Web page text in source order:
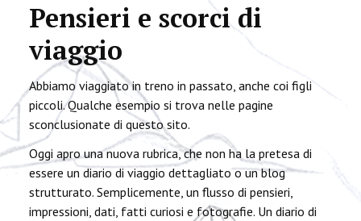
Pensieri e scorci di
viaggio
Abbiamo viaggiato in treno in passato, anche coi figli
piccoli. Qualche esempio si trova nelle pagine
sconclusionate di questo sito.
Oggi apro una nuova rubrica, che non ha la pretesa di
essere un diario di viaggio dettagliato o un blog
strutturato. Semplicemente, un flusso di pensieri,
impressioni, dati, fatti curiosi e fotografie. Un diario di